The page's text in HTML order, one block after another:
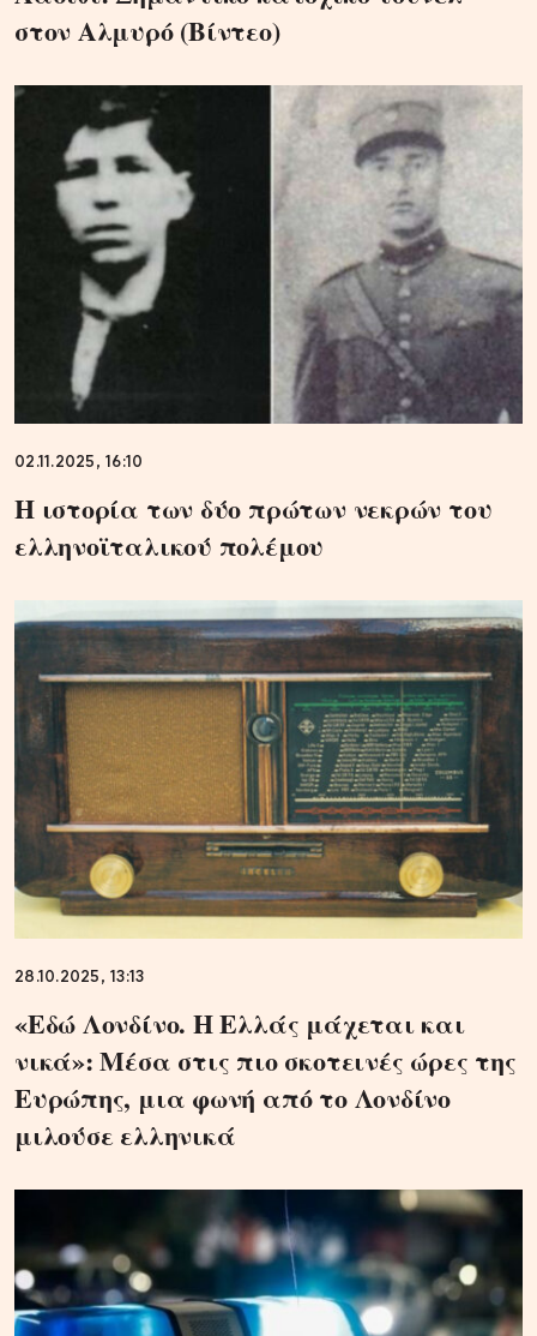
στον Αλμυρό (Bίντεο)
02.11.2025, 16:10
Η ιστορία των δύο πρώτων νεκρών του
ελληνοϊταλικού πολέμου
28.10.2025, 13:13
«Εδώ Λονδίνο. Η Ελλάς μάχεται και
νικά»: Μέσα στις πιο σκοτεινές ώρες της
Ευρώπης, μια φωνή από το Λονδίνο
μιλούσε ελληνικά